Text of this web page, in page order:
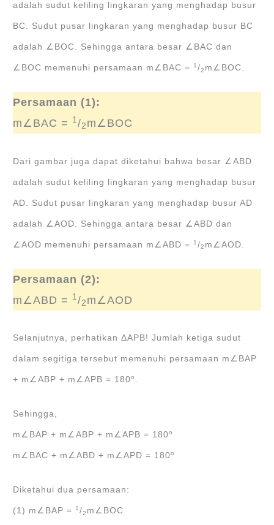
adalah sudut keliling lingkaran yang menghadap busur
BC. Sudut pusar lingkaran yang menghadap busur BC
adalah ∠BOC. Sehingga antara besar ∠BAC dan
∠BOC memenuhi persamaan m∠BAC = 1 /2 m∠BOC.
Persamaan (1):
m∠BAC = 1/2 m∠BOC
Dari gambar juga dapat diketahui bahwa besar ∠ABD
adalah sudut keliling lingkaran yang menghadap busur
AD. Sudut pusar lingkaran yang menghadap busur AD
adalah ∠AOD. Sehingga antara besar ∠ABD dan
∠AOD memenuhi persamaan m∠ABD = 1 /2 m∠AOD.
Persamaan (2):
m∠ABD = 1 /2 m∠AOD
Selanjutnya, perhatikan ΔAPB! Jumlah ketiga sudut
dalam segitiga tersebut memenuhi persamaan m∠BAP
+ m∠ABP + m∠APB = 180o .
Sehingga,
m∠BAP + m∠ABP + m∠APB = 180o
m∠BAC + m∠ABD + m∠APD = 180o
Diketahui dua persamaan:
(1) m∠BAP = 1 /2 m∠BOC